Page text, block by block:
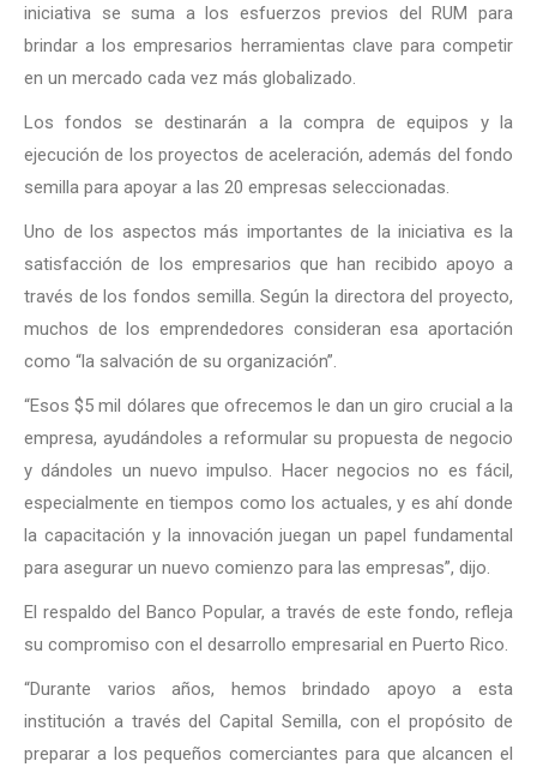
iniciativa se suma a los esfuerzos previos del RUM para
brindar a los empresarios herramientas clave para competir
en un mercado cada vez más globalizado.
Los fondos se destinarán a la compra de equipos y la
ejecución de los proyectos de aceleración, además del fondo
semilla para apoyar a las 20 empresas seleccionadas.
Uno de los aspectos más importantes de la iniciativa es la
satisfacción de los empresarios que han recibido apoyo a
través de los fondos semilla. Según la directora del proyecto,
muchos de los emprendedores consideran esa aportación
como “la salvación de su organización”.
“Esos $5 mil dólares que ofrecemos le dan un giro crucial a la
empresa, ayudándoles a reformular su propuesta de negocio
y dándoles un nuevo impulso. Hacer negocios no es fácil,
especialmente en tiempos como los actuales, y es ahí donde
la capacitación y la innovación juegan un papel fundamental
para asegurar un nuevo comienzo para las empresas”, dijo.
El respaldo del Banco Popular, a través de este fondo, refleja
su compromiso con el desarrollo empresarial en Puerto Rico.
“Durante varios años, hemos brindado apoyo a esta
institución a través del Capital Semilla, con el propósito de
preparar a los pequeños comerciantes para que alcancen el